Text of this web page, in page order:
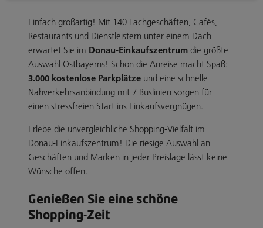
Einfach großartig! Mit 140 Fachgeschäften, Cafés,
Restaurants und Dienstleistern unter einem Dach
erwartet Sie im Donau-Einkaufszentrum die größte
Auswahl Ostbayerns! Schon die Anreise macht Spaß:
3.000 kostenlose Parkplätze und eine schnelle
Nahverkehrsanbindung mit 7 Buslinien sorgen für
einen stressfreien Start ins Einkaufsvergnügen.
Erlebe die unvergleichliche Shopping-Vielfalt im
Donau-Einkaufszentrum! Die riesige Auswahl an
Geschäften und Marken in jeder Preislage lässt keine
Wünsche offen.
Genießen Sie eine schöne
Shopping-Zeit